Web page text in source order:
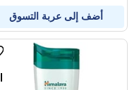
أضف إلى عربة التسوق